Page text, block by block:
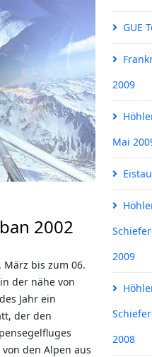
2002
März bis zum 06.
der nähe von
Jahr ein
der den
den Alpen aus
GUE
2009
Mai
2009
2008